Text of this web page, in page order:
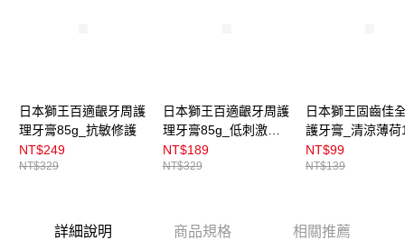
1.本服務係由「台灣大哥大股份有限公司」（以下簡稱本公司）所提供，讓
用戶於交易時，得透過本服務購買商品或服務，並由商店將買賣／分期付款
買賣價金債權讓與本公司後，依約使用本公司帳單繳交帳款。
2.基於同意付款使用「大哥付你分期」之契約關係目的，商店將以您的個人
資料（包含姓名、電話或地址）提供予台灣大哥大進項蒐集、處理及利用，
付款後7-11取貨
每筆NT$100，滿NT$899(含以上)免運費
宅配
付款後門市自取
日本獅王百適齦牙周護
理牙膏85g_抗敏修護
NT$249
NT$329
日本獅王百適齦牙周護
理牙膏85g_低刺激凝
膠
NT$189
NT$329
日本獅王固齒佳
護牙膏_清涼薄荷
NT$99
NT$139
詳細說明 商品規格 相關推薦